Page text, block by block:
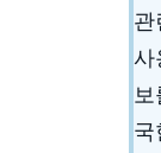
관
사
보
국